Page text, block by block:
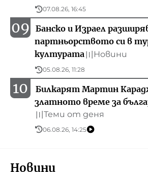
07.08.26, 16:45
09
Банско и Израел
партньорството си в
културата 〣 Новини
05.08.26, 11:28
10
Билкарят Мартин
златното време за
〣 Теми от деня
06.08.26, 14:25
Новини